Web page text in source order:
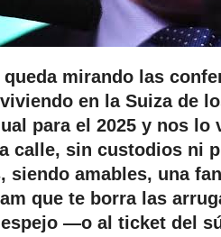
mirando las
en la Suiza de
para el 2025 y nos lo
calle, sin custodios ni
siendo amables, una
que te borra las
espejo —o al ticket del